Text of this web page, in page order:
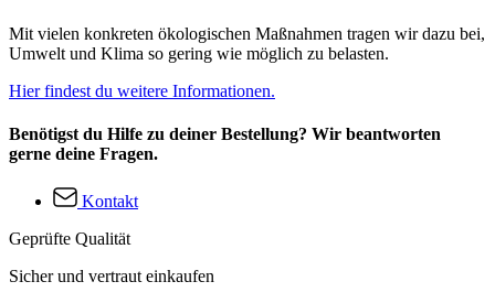
Mit vielen konkreten ökologischen Maßnahmen tragen wir dazu bei,
Umwelt und Klima so gering wie möglich zu belasten.
Hier findest du weitere Informationen.
Benötigst du Hilfe zu deiner Bestellung? Wir beantworten
gerne deine Fragen.
Kontakt
Geprüfte Qualität
Sicher und vertraut einkaufen